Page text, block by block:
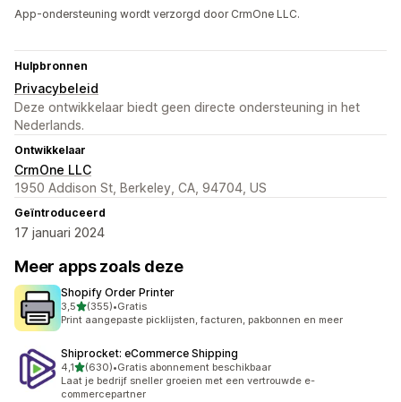
App-ondersteuning wordt verzorgd door CrmOne LLC.
Hulpbronnen
Privacybeleid
Deze ontwikkelaar biedt geen directe ondersteuning in het
Nederlands.
Ontwikkelaar
CrmOne LLC
1950 Addison St, Berkeley, CA, 94704, US
Geïntroduceerd
17 januari 2024
Meer apps zoals deze
Shopify Order Printer
3,5van 5 sterren
(355)
355 recensies in totaal
•Gratis
Print aangepaste picklijsten, facturen, pakbonnen en meer
Shiprocket: eCommerce Shipping
4,1van 5 sterren
(630)
630 recensies in totaal
•Gratis abonnement beschikbaar
Laat je bedrijf sneller groeien met een vertrouwde e-
commercepartner